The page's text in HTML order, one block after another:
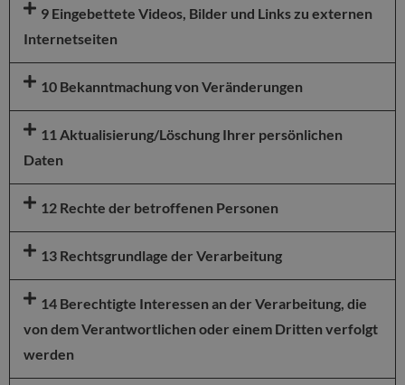
9 Eingebettete Videos, Bilder und Links zu externen
Internetseiten
10 Bekanntmachung von Veränderungen
11 Aktualisierung/Löschung Ihrer persönlichen
Daten
12 Rechte der betroffenen Personen
13 Rechtsgrundlage der Verarbeitung
14 Berechtigte Interessen an der Verarbeitung, die
von dem Verantwortlichen oder einem Dritten verfolgt
werden